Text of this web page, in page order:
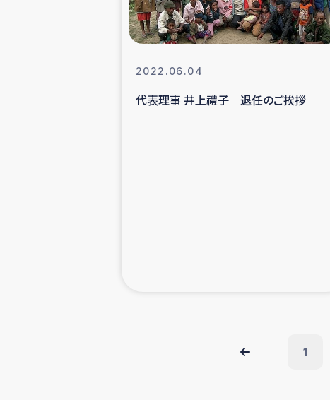
アグロフォレスト
2022.06.04
代表理事 井上禮子 退任のご挨拶
1